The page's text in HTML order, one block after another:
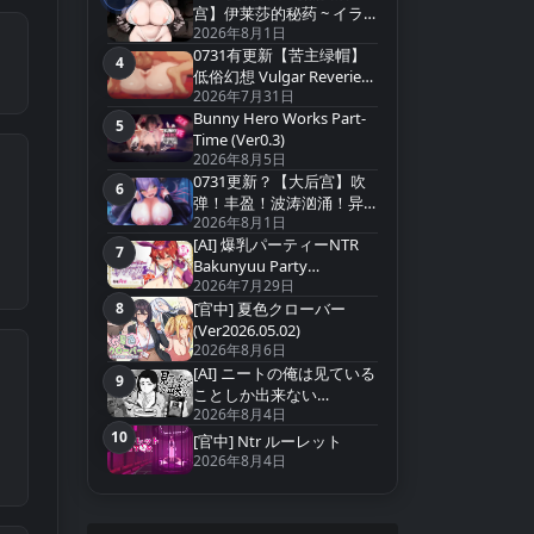
宫】伊莱莎的秘药 ~ イラ
イザの秘薬 ~ Eliza`s Secret
Potion【官方中文】
2026年8月1日
第4名
4
0731有更新【苦主绿帽】
低俗幻想 Vulgar Reverie
v0.22【中文汉化】
2026年7月31日
第5名
5
Bunny Hero Works Part-
Time (Ver0.3)
2026年8月5日
第6名
6
0731更新？【大后宫】吹
弹！丰盈！波涛汹涌！异
世界欧派间谍学园！
v20260731+存档【中文汉
化】
2026年8月1日
第7名
7
[AI] 爆乳パーティーNTR
Bakunyuu Party
NTR(Ver1.1.2)
2026年7月29日
第8名
8
[官中] 夏色クローバー
(Ver2026.05.02)
2026年8月6日
第9名
9
[AI] ニートの俺は见ている
ことしか出来ない
(Ver2026.07.15
2026年8月4日
第10名
10 [官中] Ntr ルーレット
2026年8月4日